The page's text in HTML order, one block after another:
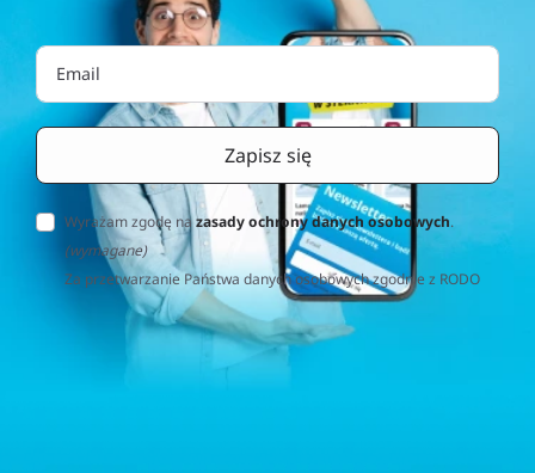
Wyrażam zgodę nazasady ochrony danych osobowych.
(wymagane)
Za przetwarzanie Państwa danych osobowych zgodnie z RODO
(Rozporządzenie o Ochronie Danych Osobowych) odpowiedzialna
jest firma Home&Decor Sp. z o.o., Instalatorów 17/108, 02-237
Warszawa, Polska, NIP: PL5223059837 („Administrator”). W